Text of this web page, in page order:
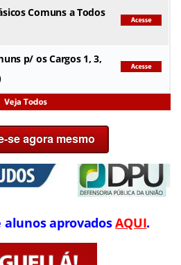
Comuns a Todos
p/ os Cargos 1, 3,
alunos aprovadosAQUI.